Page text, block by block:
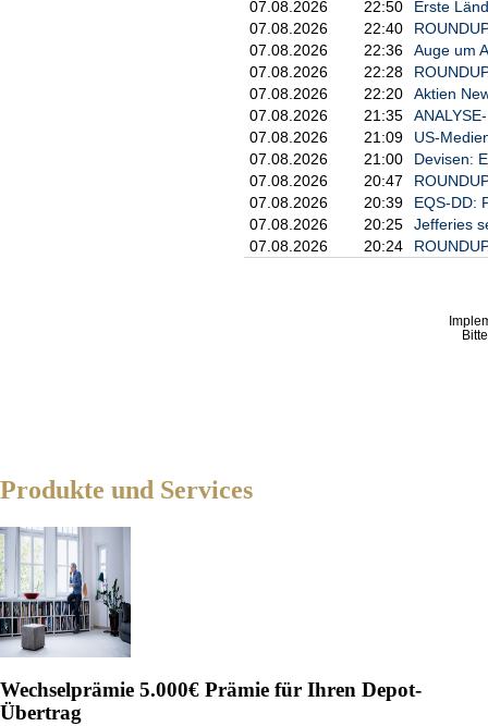
07.08.2026
22:50
Erste
07.08.2026
22:40
07.08.2026
22:36
Auge um
07.08.2026
22:28
07.08.2026
22:20
Aktien
07.08.2026
21:35
07.08.2026
21:09
US-
07.08.2026
21:00
Devisen:
07.08.2026
20:47
07.08.2026
20:39
EQS-DD:
07.08.2026
20:25
Jefferies
07.08.2026
20:24
Produkte und Services
Wechselprämie 5.000€ Prämie für Ihren Depot-
Übertrag